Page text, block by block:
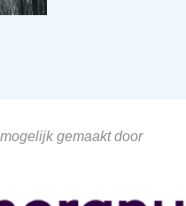
gemaakt door